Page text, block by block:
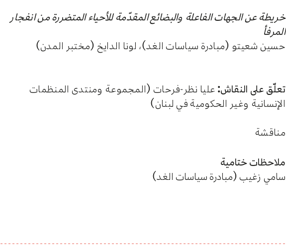
خريطة عن الجهات الفاعلة والبضائع المقدّمة للأحياء المتضررة من انفجار
المرفأ
حسين شعيتو (مبادرة سياسات الغد)، لونا الدايخ (مختبر المدن)
تعلّق على النقاش:عليا نظر-فرحات (المجموعة ومنتدى المنظمات
الإنسانية وغير الحكومية في لبنان)
مناقشة
ملاحظات ختامية
سامي زغيب (مبادرة سياسات الغد)